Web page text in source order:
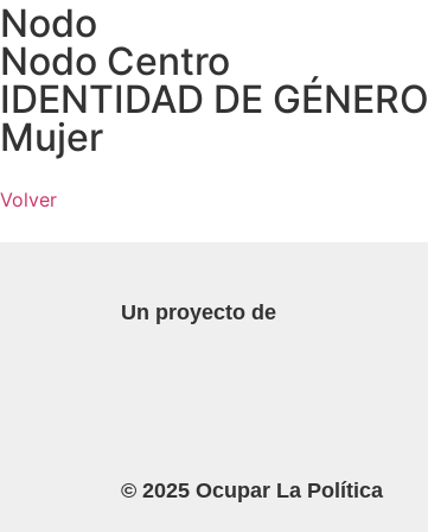
Nodo
Nodo Centro
IDENTIDAD DE GÉNERO
Mujer
Volver
Un proyecto de
© 2025 Ocupar La Política